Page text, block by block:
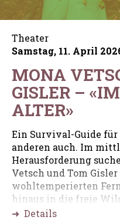
Theater
Samstag, 11. April
MONA
GISLER –
ALTER»
Ein Survival-Guide
anderen auch. Im
Herausforderung
Vetsch und Tom
wohltemperierten
hinaus in die freie
➜ Details